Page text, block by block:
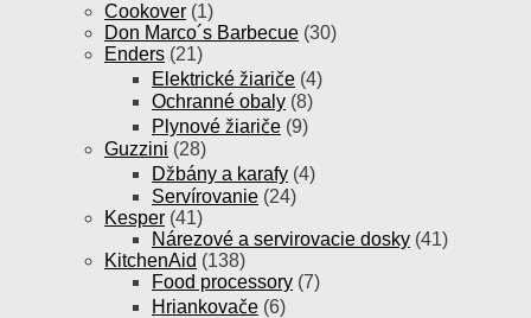
Cookover (1)
Don Marco´s Barbecue (30)
Enders (21)
Elektrické žiariče (4)
Ochranné obaly (8)
Plynové žiariče (9)
Guzzini (28)
Džbány a karafy (4)
Servírovanie (24)
Kesper (41)
Nárezové a servirovacie dosky (41)
KitchenAid (138)
Food processory (7)
Hriankovače (6)